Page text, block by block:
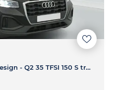
35 TFSI 150 S tronic 7 Design - Q2 35 TFSI 150 S tronic 7 Design